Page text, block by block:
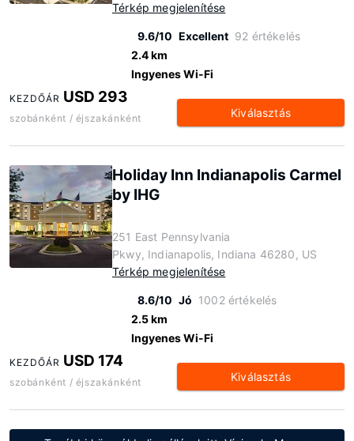
Térkép megjelenítése
9.6/10 Excellent 92 értékelés
2.4 km
Ingyenes Wi-Fi
KEZDŐÁR USD 293
szobánként / éjszakánként Kiválasztás
Holiday Inn Indianapolis Carmel
by IHG
251 East Pennsylvania
Pkwy, Indianapolis, Indiana 46280, US
Térkép megjelenítése
8.6/10 Jó 1002 értékelés
2.5 km
Ingyenes Wi-Fi
KEZDŐÁR USD 174
szobánként / éjszakánként Kiválasztás